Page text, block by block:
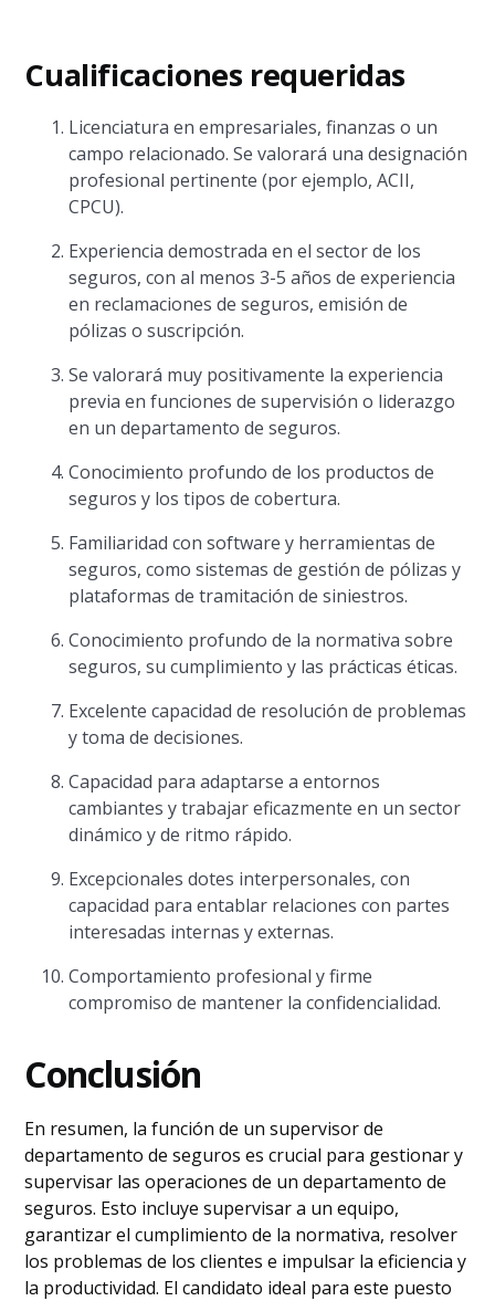
Cualificaciones requeridas
Licenciatura en empresariales, finanzas o un
campo relacionado. Se valorará una designación
profesional pertinente (por ejemplo, ACII,
CPCU).
Experiencia demostrada en el sector de los
seguros, con al menos 3-5 años de experiencia
en reclamaciones de seguros, emisión de
pólizas o suscripción.
Se valorará muy positivamente la experiencia
previa en funciones de supervisión o liderazgo
en un departamento de seguros.
Conocimiento profundo de los productos de
seguros y los tipos de cobertura.
Familiaridad con software y herramientas de
seguros, como sistemas de gestión de pólizas y
plataformas de tramitación de siniestros.
Conocimiento profundo de la normativa sobre
seguros, su cumplimiento y las prácticas éticas.
Excelente capacidad de resolución de problemas
y toma de decisiones.
Capacidad para adaptarse a entornos
cambiantes y trabajar eficazmente en un sector
dinámico y de ritmo rápido.
Excepcionales dotes interpersonales, con
capacidad para entablar relaciones con partes
interesadas internas y externas.
Comportamiento profesional y firme
compromiso de mantener la confidencialidad.
Conclusión
En resumen, la función de un supervisor de
departamento de seguros es crucial para gestionar y
supervisar las operaciones de un departamento de
seguros. Esto incluye supervisar a un equipo,
garantizar el cumplimiento de la normativa, resolver
los problemas de los clientes e impulsar la eficiencia y
la productividad. El candidato ideal para este puesto